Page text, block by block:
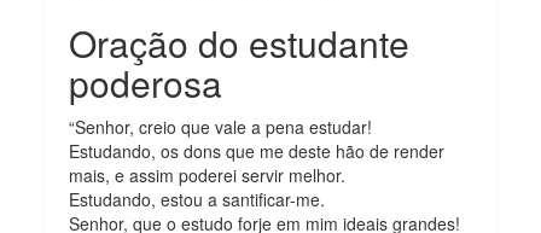
Oração do estudante
poderosa
“Senhor, creio que vale a pena estudar!
Estudando, os dons que me deste hão de render
mais, e assim poderei servir melhor.
Estudando, estou a santificar-me.
Senhor, que o estudo forje em mim ideais grandes!